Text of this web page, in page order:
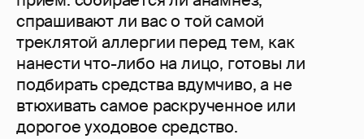
спрашивают ли вас о той самой
треклятой аллергии перед тем, как
нанести что-либо на лицо, готовы ли
подбирать средства вдумчиво, а не
втюхивать самое раскрученное или
дорогое уходовое средство.